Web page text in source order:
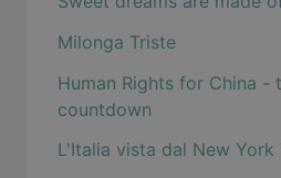
Milonga Triste
Human Rights for China -
countdown
L'Italia vista dal New York